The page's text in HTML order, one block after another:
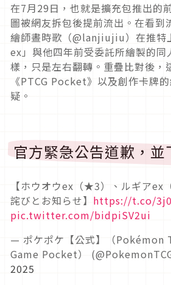
在7月29日，也就是擴充包推出的
圖被網友拆包後提前流出。在看到
繪師晝時歌（@lanjiujiu）在推特
ex」與他四年前受委託所繪製的同
樣，只是左右翻轉。重疊比對後，
《PTCG Pocket》以及創作卡牌
疑。
官方緊急公告道歉，並
【ホウオウex（★3）、ルギアex
詫びとお知らせ】 https://t.co/
pic.twitter.com/bidpiSV2ui
— ポケポケ【公式】（Pokémon
Game Pocket）
2025